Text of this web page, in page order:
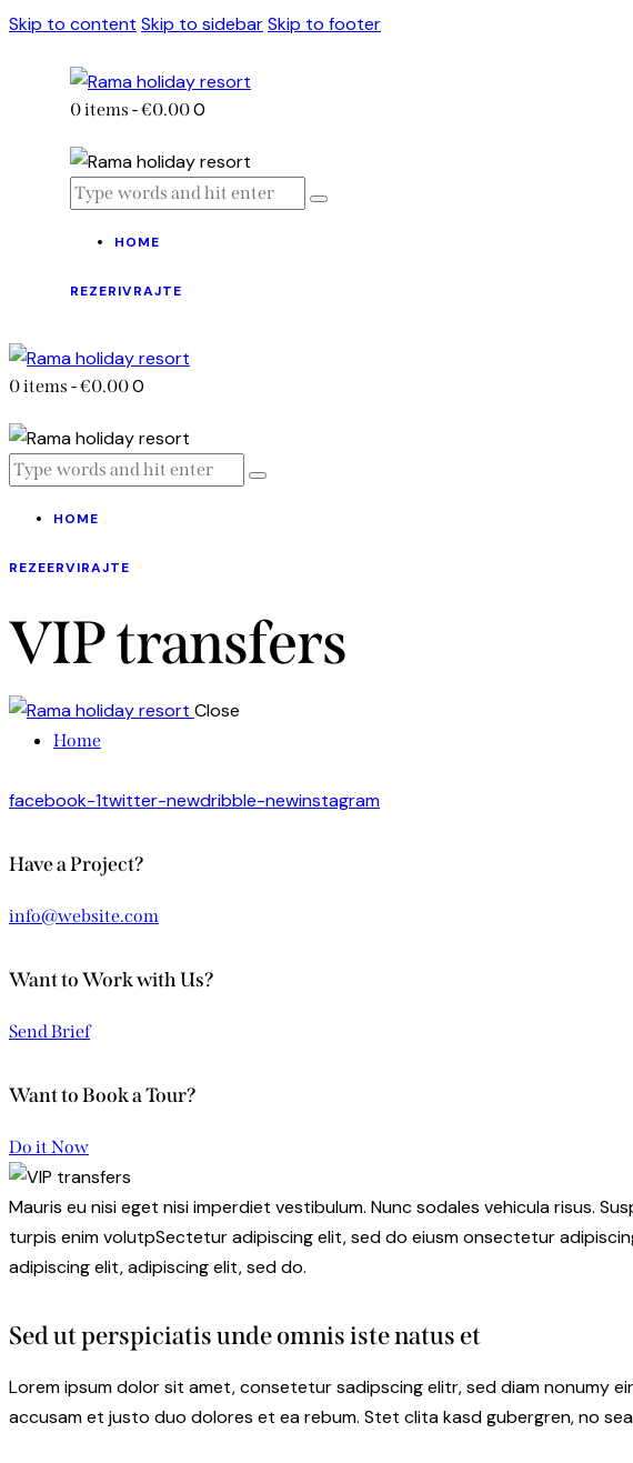
Skip to content Skip to sidebarSkip to footer
0 items -€0.000
HOME
REZERIVRAJTE
0 items -€0.000
HOME
REZEERVIRAJTE
VIP transfers
Close
Home
facebook-1twitter-newdribble-newinstagram
Have a Project?
info@website.com
Want to Work with Us?
Send Brief
Want to Book a Tour?
Do it Now
Mauris eu nisi eget nisi imperdiet vestibulum. Nunc sodales vehicula risus.
turpis enim volutpSectetur adipiscing elit, sed do eiusm onsectetur
adipiscing elit, adipiscing elit, sed do.
Sed ut perspiciatis unde omnis iste natus et
Lorem ipsum dolor sit amet, consetetur sadipscing elitr, sed diam nonumy
accusam et justo duo dolores et ea rebum. Stet clita kasd gubergren, no